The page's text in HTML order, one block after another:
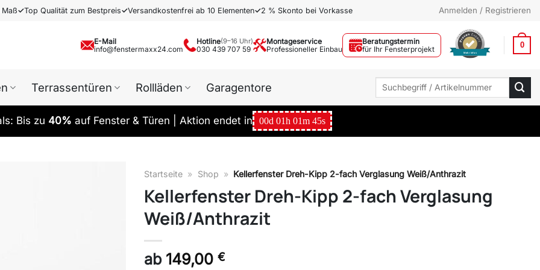
Maß✓Top Qualität zum Bestpreis✓Versandkostenfrei ab 10 Elementen✓2 % Skonto bei Vorkasse Anmelden / Registrieren
E-Mail
info@fenstermaxx24.com
Hotline(9–16 Uhr)
030 439 707 59
Montageservice
Professioneller Einbau
Beratungstermin
für Ihr Fensterprojekt
Mehr Infos
0
Terrassentüren Rollläden Garagentore
Suchen
Bis zu 40% auf Fenster & Türen | Aktion endet in 00d 01h 01m 44s
Startseite » Shop » Kellerfenster Dreh-Kipp 2-fach Verglasung Weiß/Anthrazit
Kellerfenster Dreh-Kipp 2-fach Verglasung
Weiß/Anthrazit
ab 149,00 €